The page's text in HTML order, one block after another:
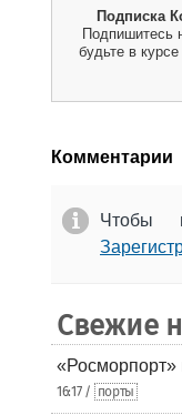
Подписка
Подпишитесь
будьте в
Комментарии
Чтобы
Свежие
«Росморпорт»
16:17 / порты